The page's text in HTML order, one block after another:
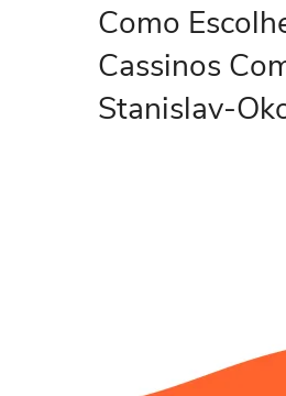
Como
Cassinos
Stanislav-